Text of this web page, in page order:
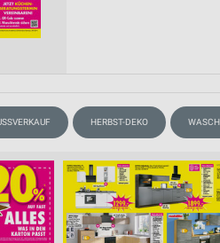
HERBST-DEKO
von Inhalten
oder Kombinationen von Daten